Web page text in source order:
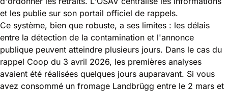
et les publie sur son portail officiel de rappels.
Ce système, bien que robuste, a ses limites : les délais
entre la détection de la contamination et l'annonce
publique peuvent atteindre plusieurs jours. Dans le cas du
rappel Coop du 3 avril 2026, les premières analyses
avaient été réalisées quelques jours auparavant. Si vous
avez consommé un fromage Landbrügg entre le 2 mars et